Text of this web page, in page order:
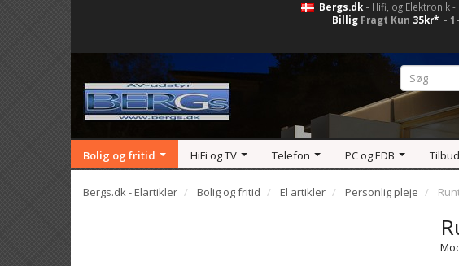
Bergs.dk- Hifi, og Elektronik -
Billig Fragt Kun 35kr* -
Bolig og fritid HiFi og TV Telefon PC og EDB Tilbud
Bergs.dk - Elartikler Bolig og fritid El artikler Personlig pleje